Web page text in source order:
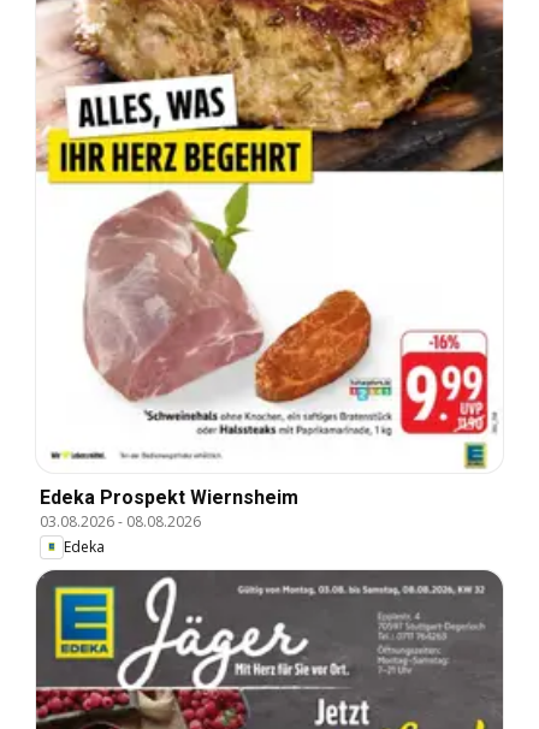
Edeka Prospekt Wiernsheim
03.08.2026- 08.08.2026
Edeka